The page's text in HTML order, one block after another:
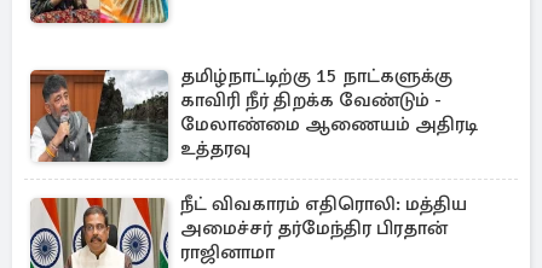
தமிழ்நாட்டிற்கு 15 நாட்களுக்கு
காவிரி நீர் திறக்க வேண்டும் -
மேலாண்மை ஆணையம் அதிரடி
உத்தரவு
நீட் விவகாரம் எதிரொலி: மத்திய
அமைச்சர் தர்மேந்திர பிரதான்
ராஜினாமா